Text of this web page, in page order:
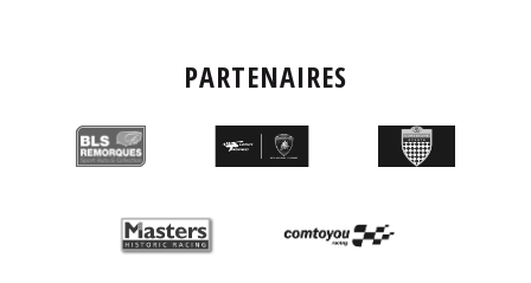
PARTENAIRES